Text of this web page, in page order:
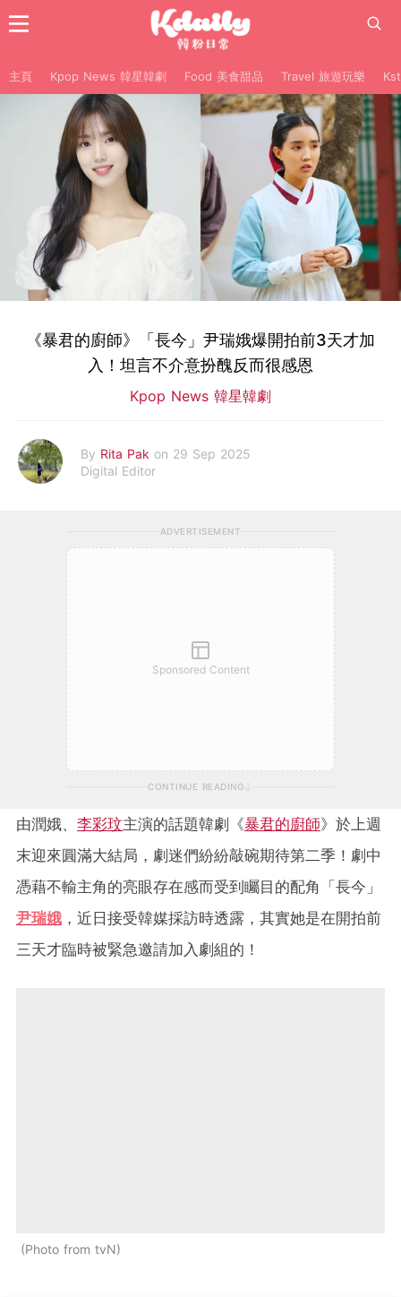
主頁 Kpop News 韓星韓劇 Food 美食甜品 Travel 旅遊玩樂
《暴君的廚師》「長今」尹瑞娥爆開拍前3天才加
入！坦言不介意扮醜反而很感恩
Kpop News 韓星韓劇
By Rita Pak on 29 Sep 2025
Digital Editor
ADVERTISEMENT
Sponsored Content
CONTINUE READING
由潤娥、 李彩玟主演的話題韓劇《暴君的廚師》於上週
末迎來圓滿大結局，劇迷們紛紛敲碗期待第二季！劇中
憑藉不輸主角的亮眼存在感而受到矚目的配角「長今」
尹瑞娥 ，近日接受韓媒採訪時透露，其實她是在開拍前
三天才臨時被緊急邀請加入劇組的！
Photo from tvN